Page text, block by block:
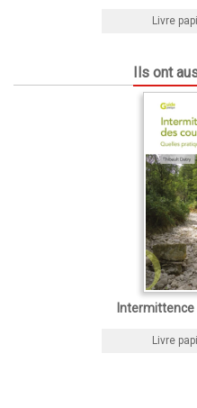
Livre
Ils ont
Intermittence
Livre